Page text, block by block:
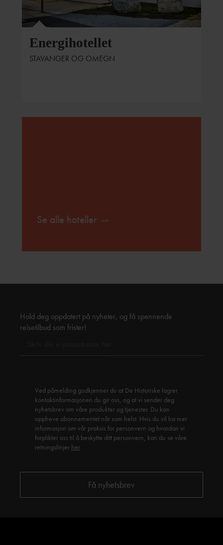
Energihotellet
STAVANGER OG OMEGN
Se alle hoteller
Hold deg oppdatert på nyheter, og få spennende
reisetilbud som frister!
Ved påmelding godkjenner du at De Historiske lagrer
kontaktinformasjonen du gir oss, og at vi sender deg
nyhetsbrev om våre produkter og tjenester. Du kan
oppheve abonnementet når som helst. Hvis du vil ha mer
informasjon om vår praksis for personvern og hvordan vi
forplikter oss til å beskytte ditt personvern, kan du se våre
retningslinjer her.